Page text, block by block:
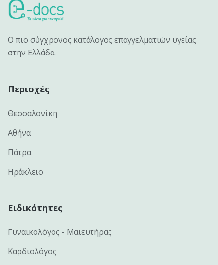
Ο πιο σύγχρονος κατάλογος επαγγελματιών υγείας
στην Ελλάδα.
Περιοχές
Θεσσαλονίκη
Αθήνα
Πάτρα
Ηράκλειο
Ειδικότητες
Γυναικολόγος - Μαιευτήρας
Καρδιολόγος